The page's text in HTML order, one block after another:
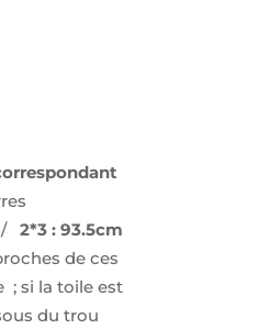
/ 2*3 : 93.5cm
de ces
; si la toile est
du trou